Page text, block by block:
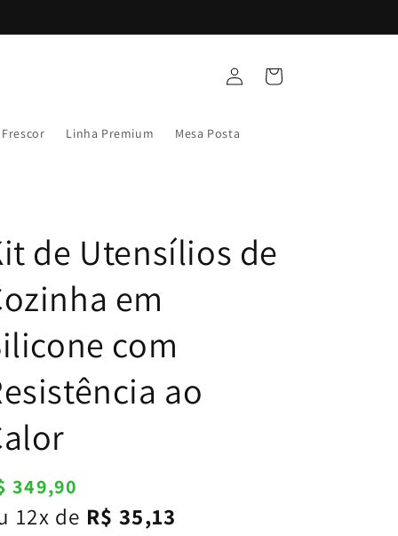
Linha Premium Mesa Posta
Fazer
login
Carrinho
de Utensílios de
em
com
ao
349,90
12x de R$ 35,13